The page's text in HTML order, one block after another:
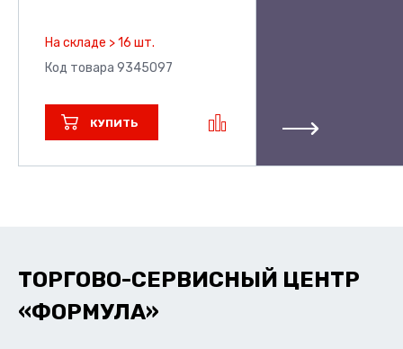
На складе > 16 шт.
Код товара 9345097
КУПИТЬ
ТОРГОВО-СЕРВИСНЫЙ ЦЕНТР
«ФОРМУЛА»